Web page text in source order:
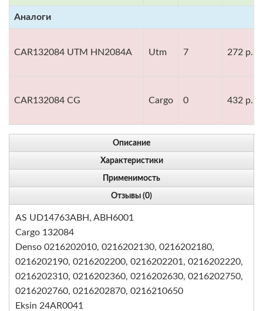
Аналоги
CAR132084 UTM HN2084A Utm 7 272 р.
CAR132084 CG Cargo 0 432 р.
Описание
Характеристики
Применимость
Отзывы (0)
AS UD14763ABH, ABH6001
Cargo 132084
Denso 0216202010, 0216202130, 0216202180,
0216202190, 0216202200, 0216202201, 0216202220,
0216202310, 0216202360, 0216202630, 0216202750,
0216202760, 0216202870, 0216210650
Eksin 24AR0041